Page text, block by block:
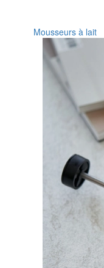
Mousseurs à lait